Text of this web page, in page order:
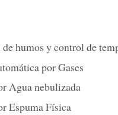
y control de
por Gases
nebulizada
Física